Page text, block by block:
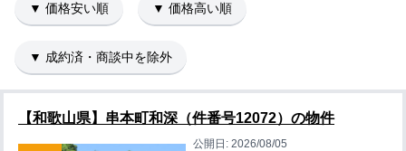
▼ 価格安い順 ▼ 価格高い順
▼ 成約済・商談中を除外
【和歌山県】串本町和深（件番号12072）の物件
公開日:2026/08/05